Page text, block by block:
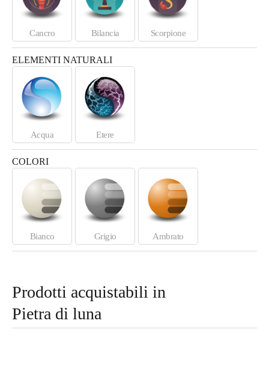
Cancro Bilancia Scorpione
ELEMENTI NATURALI
Acqua Etere
COLORI
Bianco Grigio Ambrato
Prodotti acquistabili in
Pietra di luna